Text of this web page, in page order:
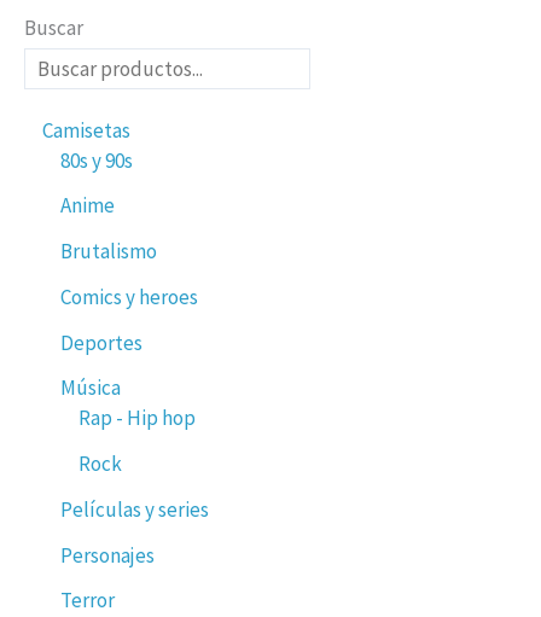
Buscar
Camisetas
80s y 90s
Anime
Brutalismo
Comics y heroes
Deportes
Música
Rap - Hip hop
Rock
Películas y series
Personajes
Terror